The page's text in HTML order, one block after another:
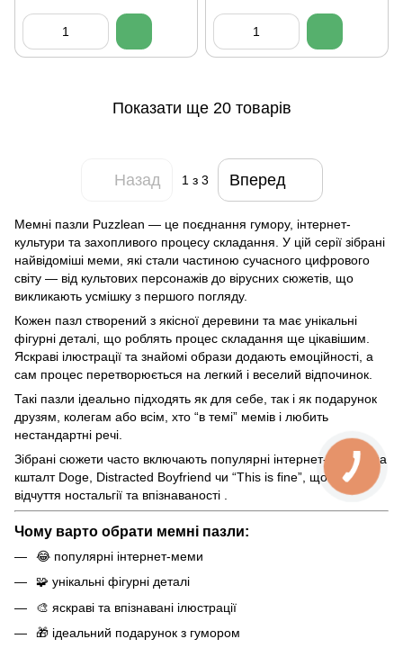
Показати ще 20 товарів
Назад 1 з 3 Вперед
Мемні пазли Puzzlean — це поєднання гумору, інтернет-
культури та захопливого процесу складання. У цій серії зібрані
найвідоміші меми, які стали частиною сучасного цифрового
світу — від культових персонажів до вірусних сюжетів, що
викликають усмішку з першого погляду.
Кожен пазл створений з якісної деревини та має унікальні
фігурні деталі, що роблять процес складання ще цікавішим.
Яскраві ілюстрації та знайомі образи додають емоційності, а
сам процес перетворюється на легкий і веселий відпочинок.
Такі пазли ідеально підходять як для себе, так і як подарунок
друзям, колегам або всім, хто “в темі” мемів і любить
нестандартні речі.
Зібрані сюжети часто включають популярні інтернет-образи на
кшталт Doge, Distracted Boyfriend чи “This is fine”, що додає
відчуття ностальгії та впізнаваності .
Чому варто обрати мемні пазли:
😂 популярні інтернет-меми
🧩 унікальні фігурні деталі
🎨 яскраві та впізнавані ілюстрації
🎁 ідеальний подарунок з гумором